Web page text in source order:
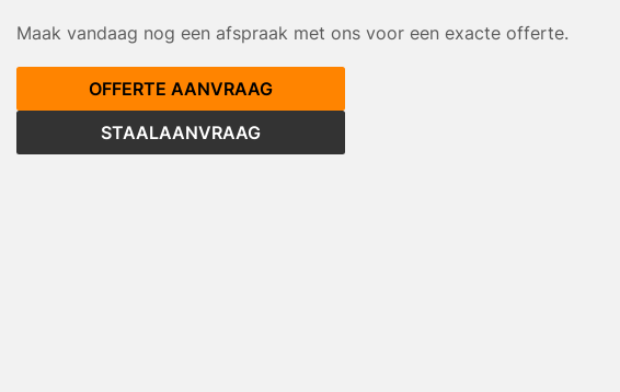
Maak vandaag nog een afspraak met ons voor een exacte offerte.
OFFERTE AANVRAAG
STAALAANVRAAG